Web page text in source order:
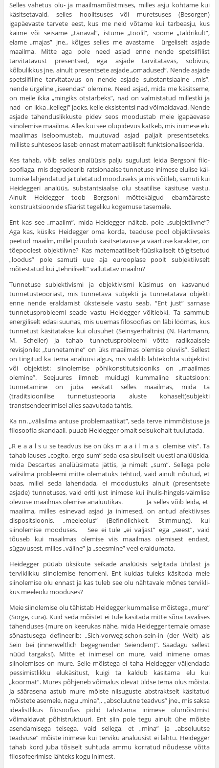
Selles vahetus olu- ja maailmamõistmises, milles asju kohtame kui
käsitsetavaid, selles hoolitsuses või muretsuses (Besorgen)
igapäevaste tarvete eest, kus me neid võtame kui tarbeasju, kus
käime või seisame „tänaval”, istume „toolil”, sööme „taldrikult”,
elame „majas” jne., kõiges selles me avastame ürgeliselt asjade
maailma. Mitte aga pole need asjad enne nende spetsiifilist
tarvitatavust presentsed, ega asjade tarvitatavas, sobivus,
kõlbulikkus jne. ainult presentsete asjade „omadused”. Nende asjade
spetsiifiline tarvitatavus on nende asjade substantsiaalne „mis”,
nende ürgeline „iseendas” olemine. Need asjad, mida me käsitseme,
on meile ikka „mingiks otstarbeks”, nad on valmistatud millestki ja
nad on ikka „kellegi” jaoks, kelle eksistentsi nad võimaldavad. Nende
asjade tähenduslikkuste pidev seos moodustab meie igapäevase
siinolemise maailma. Alles kui see olu­pidevus katkeb, mis inimese elu
maailmas iseloomustab, muutuvad asjad paljalt presentseteks,
milliste suhteseos laseb ennast matemaa­tiliselt funktsionaliseerida.
Kes tahab, võib selles analüüsis palju sugulust leida Bergsoni filo­
soofiaga, mis degradeerib ratsionaalse tunnetuse inimese elulise käi­
tumise lahjendatud ja tuletatud mooduseks ja mis võitleb, samuti kui
Heideggeri analüüs, substantsiaalse olu staatilise käsituse vastu.
Ainult Heidegger toob Bergsoni mõttekäigud ebamääraste
konstruktsioonide sfäärist tegeliku kogemuse tasemele.
Ent kas see „maailm”, mida Heidegger näitab, pole „subjektiivne”?
Aga kas, küsiks Heidegger oma korda, teaduse pool objektiivseks
peetud maailm, millel puudub käsitsetavuse ja väärtuse karakter, on
tõepoolest objektiivne? Kas matemaatiliselt-füüsikaliselt tõlgitsetud
„loodus” pole samuti uue aja eurooplase poolt subjek­tiivselt
mõtestatud kui „tehniliselt” vallutatav maailm?
Tunnetuse subjektivismi ja objektivismi küsimus on kasvanud
tunnetusteooriast, mis tunnetava subjekti ja tunnetatava objekti
enne nende eraldamist üksteisele vastu seab. “Ent just” sarnase
tunnetusprobleemi seade vastu Heidegger võitlebki. Ta sammub
energiliselt edasi suunas, mis uuemas filosoofias on läbi löömas, kus
tunnetust käsitatakse kui olusuhet (Seinsyerhältnis) (N. Hartmann,
M. Scheller) ja tahab tunnetusprobleemi võtta radikaalsele
revisjonile: „tunnetamine” on üks maailmas olemise oluviis”. Sellest
on tingitud ka tema analüüsi algus, mis väldib lähtekohta subjektist
või objektist: siinolemise põhikonstitutsiooniks on „maailmas
olemine”. Seejuures ilmneb muidugi kummaline situatsioon:
tunnetamine on juba eeskätt selles maailmas, mida ta
(traditsioonilise tunnetusteooria aluste koha­selt)subjekti
transtsendeerimisel alles saavutada tahtis.
Ka nn. „välisilma antuse problemaatikat”, seda terve inimmõistuse ja
filosoofia skandaali, puuab Heidegger omalt seisukohalt tuulutada.
„R e a a l s u se teadvus ise on üks m a a i l m a s olemise viis”. Ta
tahab lauses „cogito, ergo sum” seda osa sisuliselt uuesti analüüsida,
mida Descartes analüüsimata jättis, ja nimelt „sum”. Sellega pole
välisilma probleemi mitte olematuks tehtud, vaid ainult nõutud, et
baas, millel seda lahendada, ei moodustuks ainult (presentsete
asjade) tunnetuses, vaid eriti just inimese kui ihulis-hingels-väimlise
olevuse maailmas olemise analüütikas. Ja selles võib leida, et
maailma, milles esinevad asjad ja inimesed, on antud afektiivses
dispositsioonis, „meeleolus” (Befindlichkeit, Stimmung), kui
siinolemise mooduses. See ei tule „ei väljast” ega „seest”, vaid
tõuseb kui maailmas olemise viis maailmas olemisest endast,
sügavusest, milles „väline” ja „seesmine” veel eraldumata.
Heidegger püüab üksikute seikade analüüsis selgitada ühtlast ja
terviklikku siinolemise fenomeni. Ent kuidas tuleks käsitada meie
siinolemise olu ennast ja kas tuleb see olu nähtavale mõnes tervikli­
kus meeleolu mooduses?
Meie siinolemise olu tähistab Heidegger kummalise mõistega „mure”
(Sorge, cura). Kuid seda mõistet ei tule käsitada mitte sõna tavalises
tähenduses (mure on keerukas nähe, mida Heidegger temale omase
sõnastusega defineerib: „Sich-vorweg-schon-sein-in (der Welt) als
Sein bei (innerweltlich begegnenden Seiendem)”. Saadagu sellest
nüüd targaks!). Mitte et inimesel on mure, vaid inimene omas
siinolemises on mure. Selle mõistega ei taha Heidegger väljendada
pessimistlikku elukäsitust, kuigi ta kaldub käsitama elu kui
„koormat”. Mures põhjeneb võimalus olevat üldse tema olus mõista.
Ja säärasena astub mure mõiste niisuguste abstraktselt käsitatud
mõistete asemele, nagu „mina”,. „absoluutne teadvus” jne., mis saksa
idealistlikus filosoofias pidid tähistama inimese olumõistmist
võimaldavat põhistruktuuri. Ent siin pole tegu ainult ühe mõiste
asendamisega teisega, vaid sellega, et „mina” ja „absoluutse
teadvuse” mõiste inimese kui terviku analüüsist ei lähtu. Heidegger
tahab kord juba tõsiselt suhtuda ammu korratud nõudesse võtta
filosofeerimise lähteks kogu inimest.